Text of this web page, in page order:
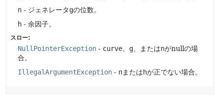
n - ジェネレータgの位数。
h - 余因子。
スロー:
NullPointerException - curve g 、またはnがnullの場
合。
IllegalArgumentException - nまたはhが正でない場合。